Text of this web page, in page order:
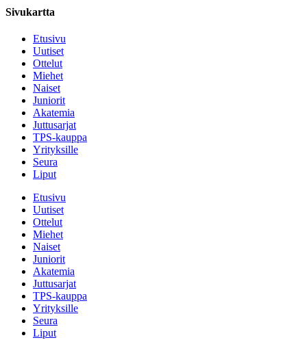
Sivukartta
Etusivu
Uutiset
Ottelut
Miehet
Naiset
Juniorit
Akatemia
Juttusarjat
TPS-kauppa
Yrityksille
Seura
Liput
Etusivu
Uutiset
Ottelut
Miehet
Naiset
Juniorit
Akatemia
Juttusarjat
TPS-kauppa
Yrityksille
Seura
Liput